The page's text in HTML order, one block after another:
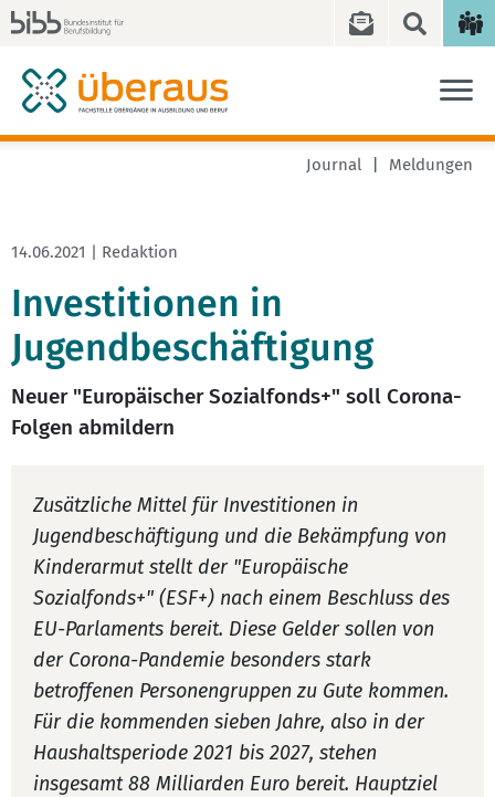
Journal Meldungen
14.06.2021 | Redaktion
Investitionen in
Jugendbeschäftigung
Neuer "Europäischer Sozialfonds+" soll Corona-
Folgen abmildern
Zusätzliche Mittel für Investitionen in
Jugendbeschäftigung und die Bekämpfung von
Kinderarmut stellt der "Europäische
Sozialfonds+" (ESF+) nach einem Beschluss des
EU-Parlaments bereit. Diese Gelder sollen von
der Corona-Pandemie besonders stark
betroffenen Personengruppen zu Gute kommen.
Für die kommenden sieben Jahre, also in der
Haushaltsperiode 2021 bis 2027, stehen
insgesamt 88 Milliarden Euro bereit. Hauptziel